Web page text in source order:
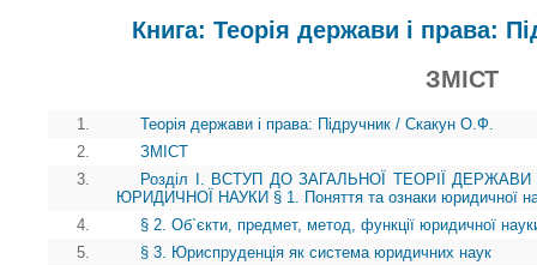
Книга: Теорія держави і права:
ЗМІСТ
1.
Теорія держави і права: Підручник / Скакун О.Ф.
2.
ЗМІСТ
3.
Розділ І. ВСТУП ДО ЗАГАЛЬНОЇ ТЕОРІЇ
ЮРИДИЧНОЇ НАУКИ § 1. Поняття та ознаки юридичної
4.
§ 2. Об`єкти, предмет, метод, функції юридичної
5.
§ 3. Юриспруденція як система юридичних наук